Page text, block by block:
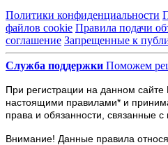
Политики конфиденциальности
файлов cookie Правила подачи
соглашение Запрещенные к
Служба поддержки Поможем
При регистрации на данном сайте
настоящими правилами* и
права и обязанности, связанные
Внимание! Данные правила